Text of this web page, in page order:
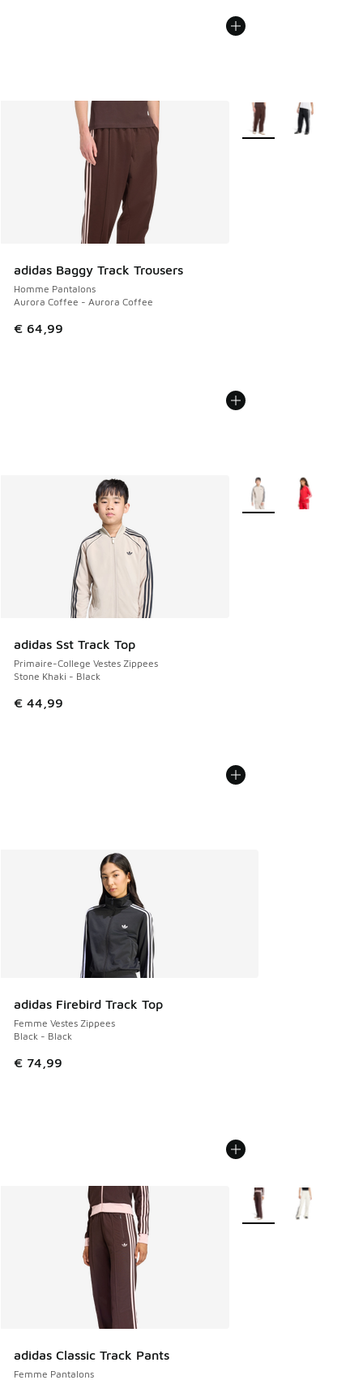
adidas Baggy Track Trousers
Homme Pantalons
Aurora Coffee - Aurora Coffee
€ 64,99
Plus de couleurs
adidas Sst Track Top
Primaire-College Vestes Zippees
Stone Khaki - Black
€ 44,99
Plus de couleurs
adidas Firebird Track Top
Femme Vestes Zippees
Black - Black
€ 74,99
adidas Classic Track Pants
Femme Pantalons
Plus de couleurs